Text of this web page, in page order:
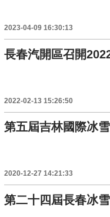
2023-04-09 16:30:13
長春汽開區召開
2022-02-13 15:26:50
第五屆吉林國際冰
2020-12-27 14:21:33
第二十四屆長春冰